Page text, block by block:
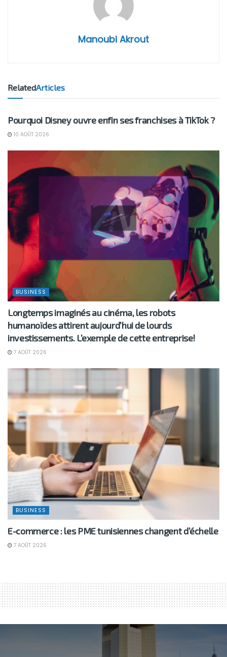
Manoubi Akrout
RelatedArticles
BUSINESS
Pourquoi Disney ouvre enfin ses franchises à TikTok ?
10 AOÛT 2026
BUSINESS
Longtemps imaginés au cinéma, les robots
humanoïdes attirent aujourd’hui de lourds
investissements. L’exemple de cette entreprise!
7 AOÛT 2026
BUSINESS
E-commerce : les PME tunisiennes changent d’échelle
7 AOÛT 2026